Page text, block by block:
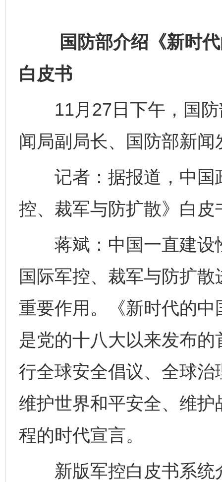
国防部介绍《新时代
白皮书
11月27日下午，国防
闻局副局长、国防部新
记者：据报道，中国
控、裁军与防扩散》白
蒋斌：中国一直建设
国际军控、裁军与防扩
重要作用。《新时代的
是党的十八大以来发布
行全球安全倡议、全球
维护世界和平安全、维
程的时代宣言。
新版军控白皮书系统